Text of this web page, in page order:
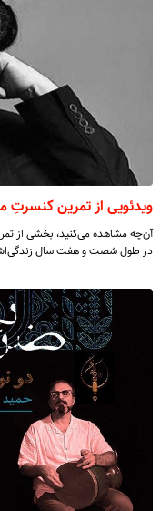
ویدئویی از تمرین
آن‌چه مشاهده می‌کنید، بخشی از
در طول شصت و هفت سال